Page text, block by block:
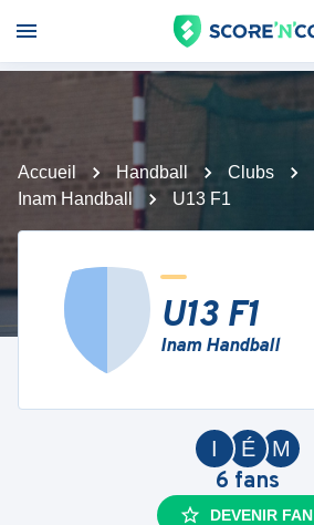
Accueil Handball Clubs
Inam Handball
U13 F1
U13 F1
Inam Handball
M
É
I
6 fans
DEVENIR FAN